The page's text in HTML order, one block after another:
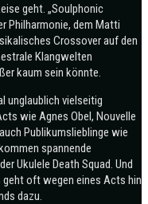
geht. „Soulphonic
Philharmonie, dem Matti
Crossover auf den
Klangwelten
kaum sein könnte.
unglaublich vielseitig
wie Agnes Obel, Nouvelle
Publikumslieblinge wie
spannende
Ukulele Death Squad. Und
geht oft wegen eines Acts hin
dazu.